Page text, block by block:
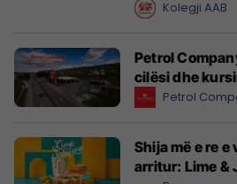
Kolegji AAB
Petrol
cilësi dhe
Petrol
Shija më e re
arritur: Lime &